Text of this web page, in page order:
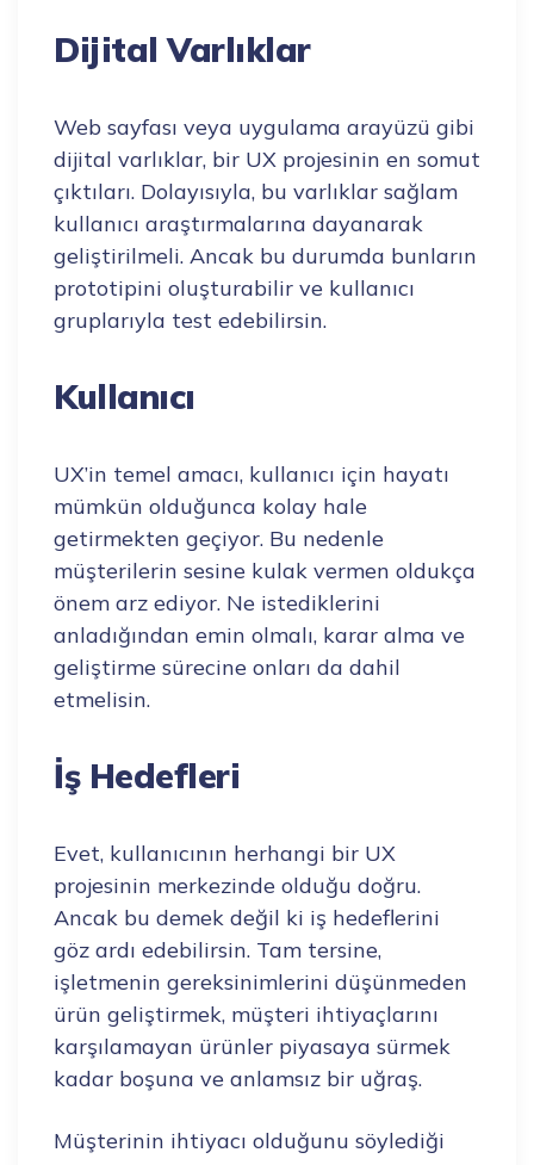
Dijital Varlıklar
Web sayfası veya uygulama arayüzü gibi
dijital varlıklar, bir UX projesinin en somut
çıktıları. Dolayısıyla, bu varlıklar sağlam
kullanıcı araştırmalarına dayanarak
geliştirilmeli. Ancak bu durumda bunların
prototipini oluşturabilir ve kullanıcı
gruplarıyla test edebilirsin.
Kullanıcı
UX’in temel amacı, kullanıcı için hayatı
mümkün olduğunca kolay hale
getirmekten geçiyor. Bu nedenle
müşterilerin sesine kulak vermen oldukça
önem arz ediyor. Ne istediklerini
anladığından emin olmalı, karar alma ve
geliştirme sürecine onları da dahil
etmelisin.
İş Hedefleri
Evet, kullanıcının herhangi bir UX
projesinin merkezinde olduğu doğru.
Ancak bu demek değil ki iş hedeflerini
göz ardı edebilirsin. Tam tersine,
işletmenin gereksinimlerini düşünmeden
ürün geliştirmek, müşteri ihtiyaçlarını
karşılamayan ürünler piyasaya sürmek
kadar boşuna ve anlamsız bir uğraş.
Müşterinin ihtiyacı olduğunu söylediği